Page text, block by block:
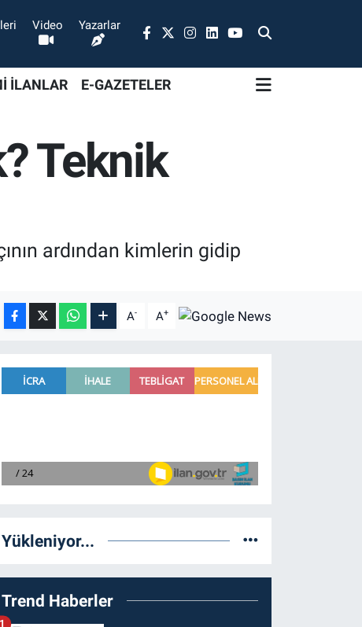
Video Yazarlar
İLANLAR E-GAZETELER
Teknik
ardından kimlerin gidip
A- A+
Yükleniyor...
Trend Haberler
1